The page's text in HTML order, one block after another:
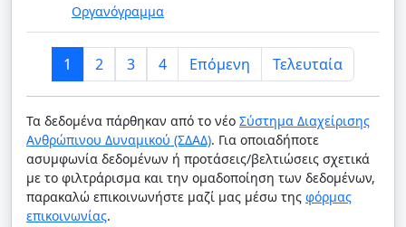
Οργανόγραμμα
1 2 3 4 Επόμενη Τελευταία
Τα δεδομένα πάρθηκαν από το νέο Σύστημα Διαχείρισης
Ανθρώπινου Δυναμικού (ΣΔΑΔ). Για οποιαδήποτε
ασυμφωνία δεδομένων ή προτάσεις/βελτιώσεις σχετικά
με το φιλτράρισμα και την ομαδοποίηση των δεδομένων,
παρακαλώ επικοινωνήστε μαζί μας μέσω της φόρμας
επικοινωνίας.